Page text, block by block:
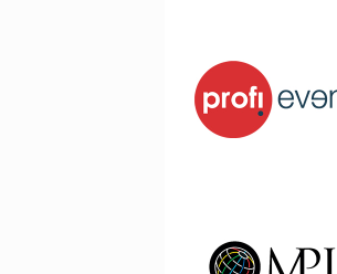
Profi Event
www.profievent.pl
MPI Poland